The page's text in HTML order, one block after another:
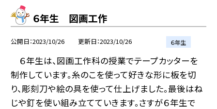
６年生 図画工作
公開日 2023/10/26 更新日 2023/10/26 ６年生
６年生は、図画工作科の授業でテープカッターを
制作しています。糸のこを使って好きな形に板を切
り、彫刻刀や絵の具を使って仕上げました。最後はね
じや釘を使い組み立てていきます。さすが６年生で